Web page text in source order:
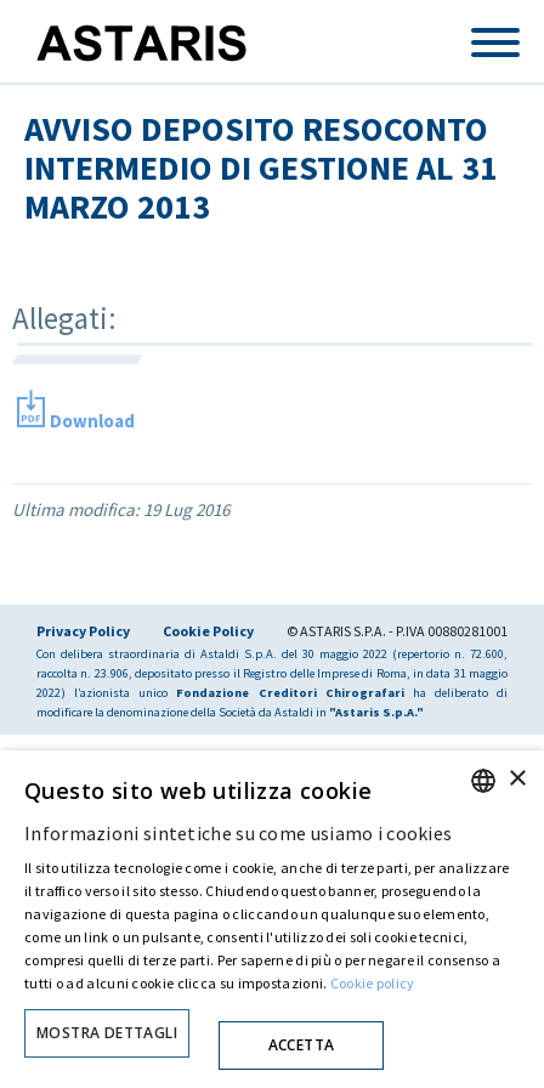
AVVISO DEPOSITO RESOCONTO
INTERMEDIO DI GESTIONE AL 31
MARZO 2013
Allegati:
Download
Ultima modifica: 19 Lug 2016
Privacy Policy Cookie Policy © ASTARIS S.P.A. - P.IVA 00880281001
Con delibera straordinaria di Astaldi S.p.A. del 30 maggio 2022 (repertorio n. 72.600,
raccolta n. 23.906, depositato presso il Registro delle Imprese di Roma, in data 31 maggio
2022) l’azionista unico Fondazione Creditori Chirografariha deliberato di
modificare la denominazione della Società da Astaldi in "Astaris S.p.A."
ITALIAN
×
Questo sito web utilizza cookie
Informazioni sintetiche su come usiamo i cookies
Il sito utilizza tecnologie come i cookie, anche di terze parti, per analizzare
il traffico verso il sito stesso. Chiudendo questo banner, proseguendo la
navigazione di questa pagina o cliccando un qualunque suo elemento,
come un link o un pulsante, consenti l'utilizzo dei soli cookie tecnici,
compresi quelli di terze parti. Per saperne di più o per negare il consenso a
tutti o ad alcuni cookie clicca su impostazioni. Cookie policy
MOSTRA DETTAGLI
ACCETTA